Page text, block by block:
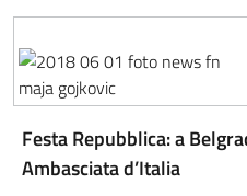
Festa Repubblica: a
Ambasciata d’Italia